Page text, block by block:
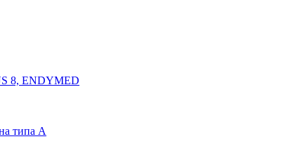
8, ENDYMED
типа А